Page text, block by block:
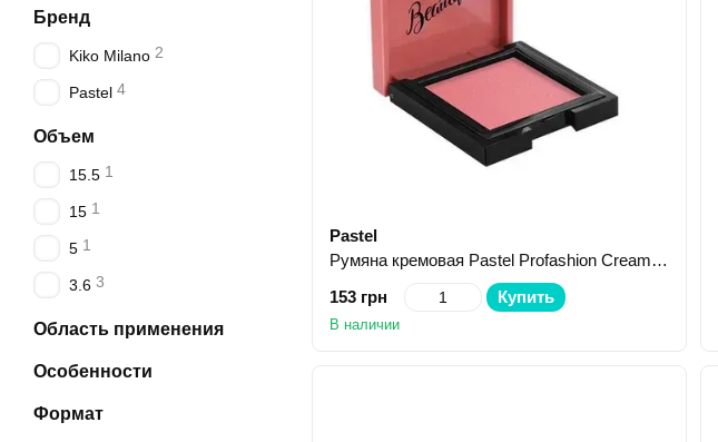
Pastel
Румяна кремовая Pastel Profashion Cream Blush Blendable №41 3.6 г
153 грн
Купить
В наличии
Бренд
Kiko Milano 2
Pastel 4
Объем
15.5 1
15 1
5 1
3.6 3
Область применения
Особенности
Формат